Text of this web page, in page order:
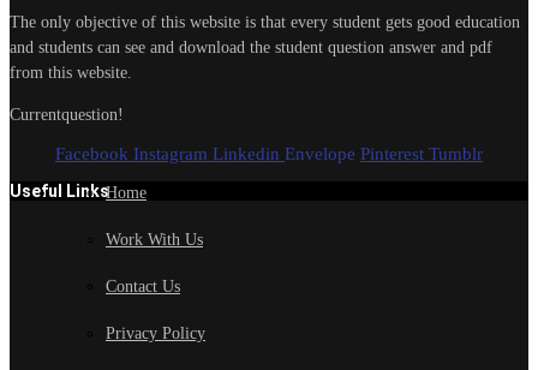
The only objective of this website is that every student gets good education
and students can see and download the student question answer and pdf
from this website.
Currentquestion!
Facebook Instagram Linkedin Envelope Pinterest Tumblr
Useful LinksHome
Work With Us
Contact Us
Privacy Policy